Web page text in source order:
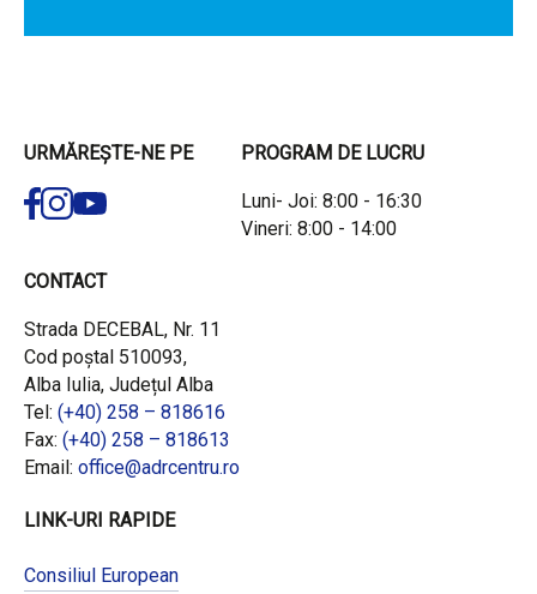
URMĂREȘTE-NE PE PROGRAM DE LUCRU
Luni- Joi: 8:00 - 16:30
Vineri: 8:00 - 14:00
CONTACT
Strada DECEBAL, Nr. 11
Cod poștal 510093,
Alba Iulia, Județul Alba
Tel: (+40) 258 – 818616
Fax: (+40) 258 – 818613
Email: office@adrcentru.ro
LINK-URI RAPIDE
Consiliul European